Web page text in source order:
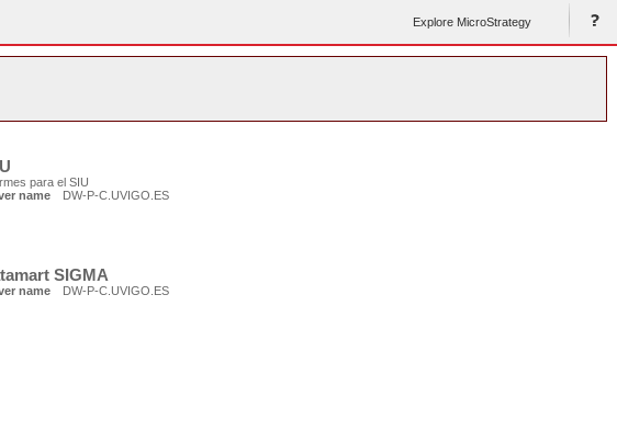
Explore MicroStrategy
para el SIU
name
DW-P-C.UVIGO.ES
SIGMA
name DW-P-C.UVIGO.ES